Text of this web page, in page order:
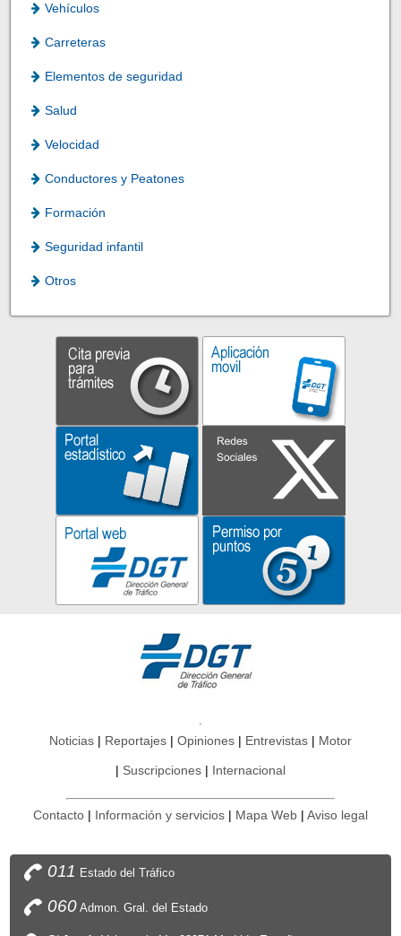
Vehículos
Carreteras
Elementos de seguridad
Salud
Velocidad
Conductores y Peatones
Formación
Seguridad infantil
Otros
Noticias Reportajes Opiniones Entrevistas Motor
Suscripciones Internacional
Contacto Información y servicios Mapa Web Aviso legal
011 Estado del Tráfico
060Admon. Gral. del Estado